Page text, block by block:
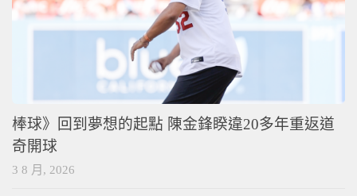
棒球》回到夢想的起點 陳金鋒睽違20多年重返道
奇開球
3 8 月, 2026